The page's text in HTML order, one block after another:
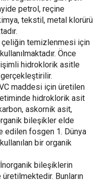
petrol, reçine
tekstil, metal klorürü
çeliğin temizlenmesi için
Önce
hidroklorik asitle
gerçekleştirilir.
maddesi için üretilen
hidroklorik asit
askornik asit,
bileşikler elde
edilen fosgen 1. Dünya
bir organik
bileşiklerin
Bunların